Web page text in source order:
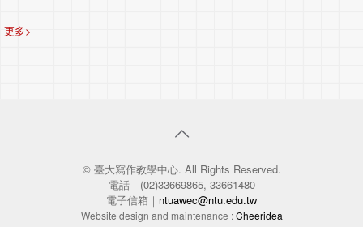
更多>
© 臺大寫作教學中心. All Rights Reserved.
電話｜(02)33669865, 33661480
電子信箱｜ ntuawec@ntu.edu.tw
Website design and maintenance :Cheeridea